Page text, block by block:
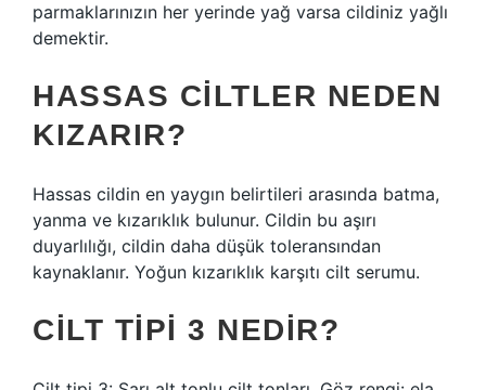
parmaklarınızın her yerinde yağ varsa cildiniz yağlı
demektir.
HASSAS CILTLER NEDEN
KIZARIR?
Hassas cildin en yaygın belirtileri arasında batma,
yanma ve kızarıklık bulunur. Cildin bu aşırı
duyarlılığı, cildin daha düşük toleransından
kaynaklanır. Yoğun kızarıklık karşıtı cilt serumu.
CILT TIPI 3 NEDIR?